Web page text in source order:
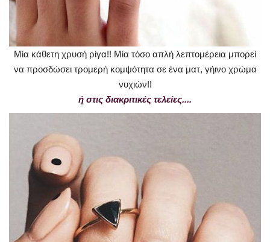
Μία κάθετη χρυσή ρίγα!! Μία τόσο απλή λεπτομέρεια μπορεί
να προσδώσει τρομερή κομψότητα σε ένα ματ, γήινο χρώμα
νυχιών!!
ή στις διακριτικές τελείες....